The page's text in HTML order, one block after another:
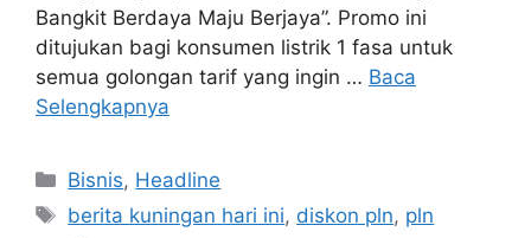
Bangkit Berdaya Maju Berjaya”. Promo ini
ditujukan bagi konsumen listrik 1 fasa untuk
semua golongan tarif yang ingin … Baca
Selengkapnya
Kategori
Bisnis, Headline
Tag
berita kuningan hari ini, diskon pln, pln